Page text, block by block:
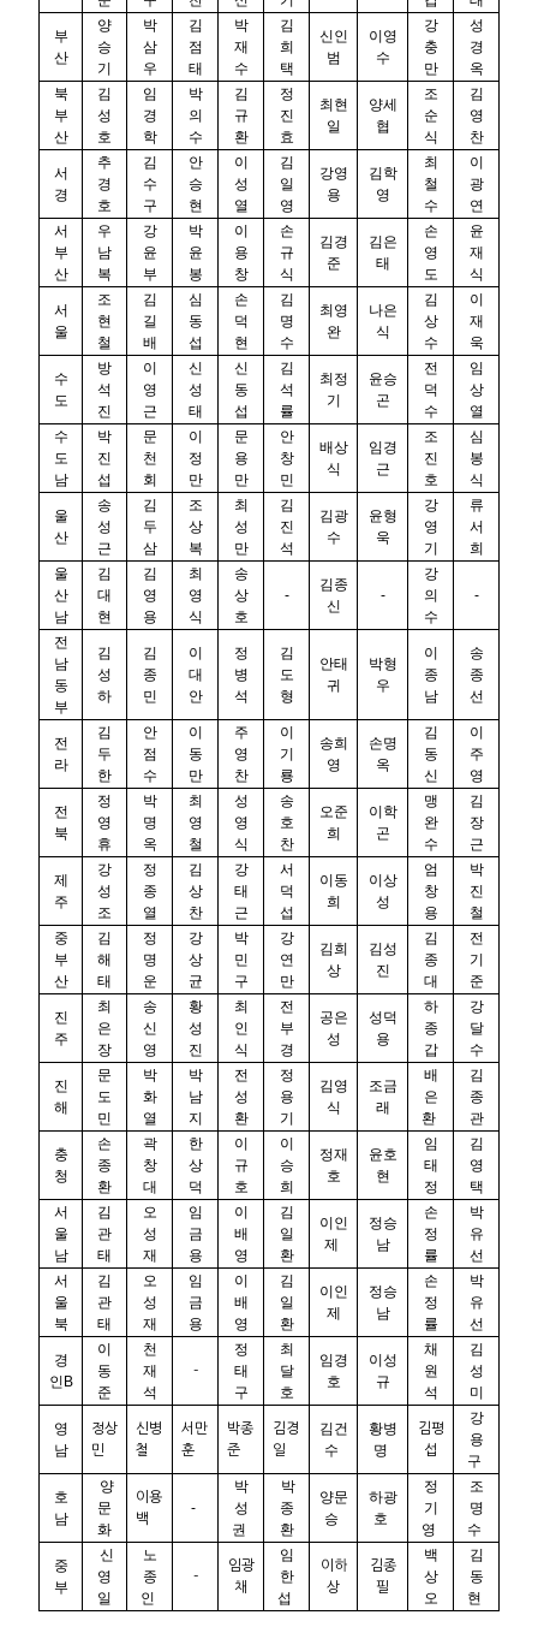
부
산
양
승
기
박
삼
우
김
점
태
박
재
수
김
희
택
신인
범
이영
수
강
충
만
성
경
옥
북
부
산
김
성
호
임
경
학
박
의
수
김
규
환
정
진
효
최현
일
양세
협
조
순
식
김
영
찬
서
경
추
경
호
김
수
구
안
승
현
이
성
열
김
일
영
강영
용
김학
영
최
철
수
이
광
연
서
부
산
우
남
복
강
윤
부
박
윤
봉
이
용
창
손
규
식
김경
준
김은
태
손
영
도
윤
재
식
서
울
조
현
철
김
길
배
심
동
섭
손
덕
현
김
명
수
최영
완
나은
식
김
상
수
이
재
욱
수
도
방
석
진
이
영
근
신
성
태
신
동
섭
김
석
률
최정
기
윤승
곤
전
덕
수
임
상
열
수
도
남
박
진
섭
문
천
회
이
정
만
문
용
만
안
창
민
배상
식
임경
근
조
진
호
심
봉
식
울
산
송
성
근
김
두
삼
조
상
복
최
성
만
김
진
석
김광
수
윤형
욱
강
영
기
류
서
희
울
산
남
김
대
현
김
영
용
최
영
식
송
상
호
-
김종
신
-
강
의
수
-
전
남
동
부
김
성
하
김
종
민
이
대
안
정
병
석
김
도
형
안태
귀
박형
우
이
종
남
송
종
선
전
라
김
두
한
안
점
수
이
동
만
주
영
찬
이
기
룡
송희
영
손명
옥
김
동
신
이
주
영
전
북
정
영
휴
박
명
옥
최
영
철
성
영
식
송
호
찬
오준
희
이학
곤
맹
완
수
김
장
근
제
주
강
성
조
정
종
열
김
상
찬
강
태
근
서
덕
섭
이동
희
이상
성
엄
창
용
박
진
철
중
부
산
김
해
태
정
명
운
강
상
균
박
민
구
강
연
만
김희
상
김성
진
김
종
대
전
기
준
진
주
최
은
장
송
신
영
황
성
진
최
인
식
전
부
경
공은
성
성덕
용
하
종
갑
강
달
수
진
해
문
도
민
박
화
열
박
남
지
전
성
환
정
용
기
김영
식
조금
래
배
은
환
김
종
관
충
청
손
종
환
곽
창
대
한
상
덕
이
규
호
이
승
희
정재
호
윤호
현
임
태
정
김
영
택
서
울
남
김
관
태
오
성
재
임
금
용
이
배
영
김
일
환
이인
제
정승
남
손
정
률
박
유
선
서
울
북
김
관
태
오
성
재
임
금
용
이
배
영
김
일
환
이인
제
정승
남
손
정
률
박
유
선
경
인 B
이
동
준
천
재
석
-
정
태
구
최
달
호
임경
호
이성
규
채
원
석
김
성
미
영
남
정상
민
신병
철
서만
훈
박종
준
김경
일
김건
수
황병
명
김평
섭
강
용
구
호
남
양
문
화
이용
백
-
박
성
권
박
종
환
양문
승
하광
호
정
기
영
조
명
수
중
부
신
영
일
노
종
인
-
임광
채
임
한
섭
이하
상
김종
필
백
상
오
김
동
현